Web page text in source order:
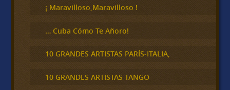
¡ Maravilloso,Maravilloso !
… Cuba Cómo Te Añoro!
10 GRANDES ARTISTAS PARÍS-ITALIA,
10 GRANDES ARTISTAS TANGO